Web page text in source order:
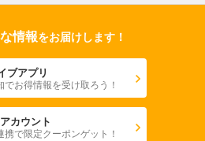
情報をお届けします！
ブアプリ
でお得情報を受け取ろう！
カウント
携で限定クーポンゲット！